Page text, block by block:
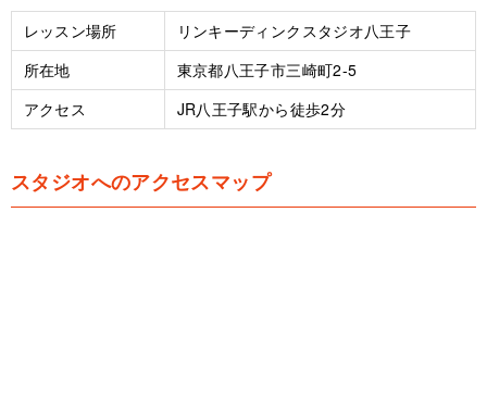
レッスン場所
リンキーディンクスタジオ八王子
所在地
東京都八王子市三崎町2-5
アクセス
JR八王子駅から徒歩2分
スタジオへのアクセスマップ